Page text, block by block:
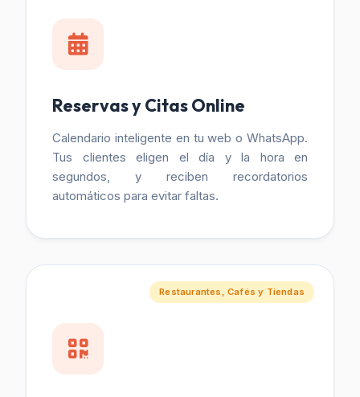
Reservas y Citas Online
Calendario inteligente en tu web o WhatsApp.
Tus clientes eligen el día y la hora en
segundos, y reciben recordatorios
automáticos para evitar faltas.
Restaurantes, Cafés y Tiendas